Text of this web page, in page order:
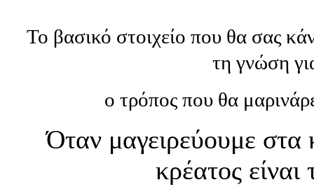
Το βασικό στοιχείο που θα σας
τη γνώση
ο τρόπος που θα
Όταν μαγειρεύουμε στα
κρέατος